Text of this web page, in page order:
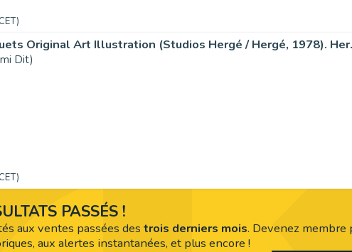
Le Paradis des Jouets Original
Dit)
PASSÉS !
aux ventes passées des trois derniers mois. Devenez membre
aux alertes instantanées, et plus encore !